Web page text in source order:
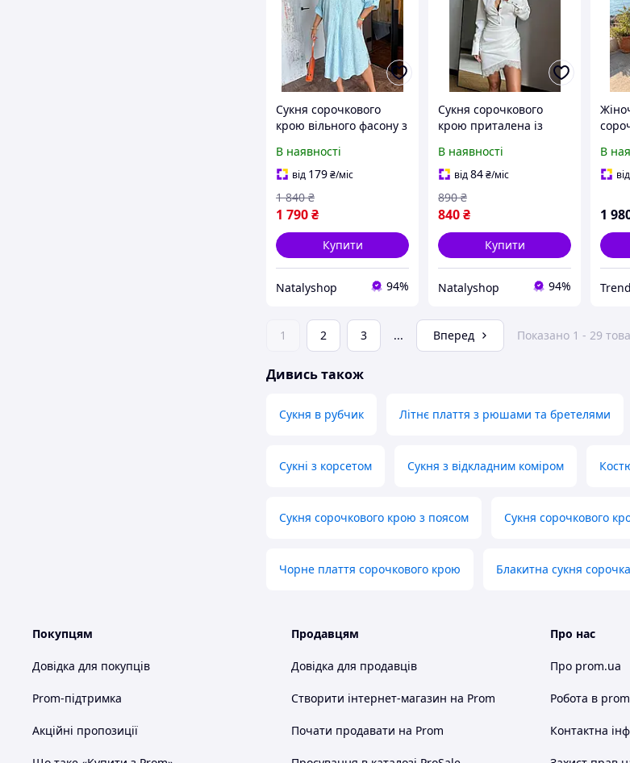
Сукня сорочкового
крою вільного фасону з
бавовни (Небесно-
блакитний, 48)
В наявності
від 179₴/міс
1 790₴
1 840 ₴
Купити
Natalyshop 94%
Сукня сорочкового
крою приталена із
з костюмки (молоко, 42-
44)
В наявності
від84₴/міс
840₴
890 ₴
Купити
Natalyshop 94%
В
1
1 2 3 ... Вперед Показано 1 - 29
Дивись також
Сукня в рубчик Літнє плаття з рюшами та бретелями
Сукні з корсетом Сукня з відкладним коміром
Сукня сорочкового крою з поясом Сукня сорочкового
Чорне плаття сорочкового крою Блакитна сукня
Покупцям
Довідка для покупців
Prom-підтримка
Акційні пропозиції
Продавцям
Довідка для продавців
Створити інтернет-магазин на Prom
Почати продавати на Prom
Про нас
Про prom.ua
Робота в
Контактна